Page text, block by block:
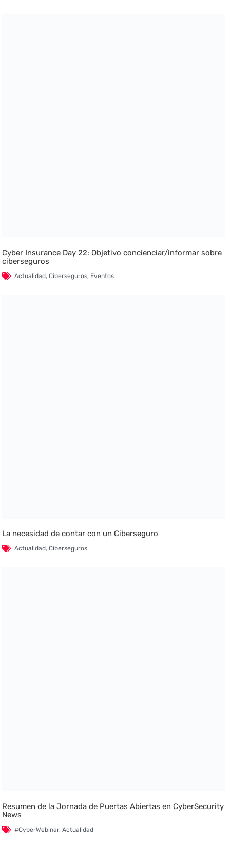
Cyber Insurance Day 22: Objetivo concienciar/informar sobre
ciberseguros
Actualidad,Ciberseguros, Eventos
La necesidad de contar con un Ciberseguro
Actualidad,Ciberseguros
Resumen de la Jornada de Puertas Abiertas en CyberSecurity
News
#CyberWebinar,Actualidad